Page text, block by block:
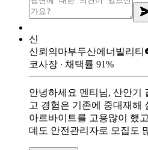
신
신뢰의마부두산에너빌리티
코사장 ∙ 채택률 91%
안녕하세요 멘티님, 산안기
고 경험은 기존에 중대재해
아르바이트를 고용많이 했
데도 안전관리자로 모집도